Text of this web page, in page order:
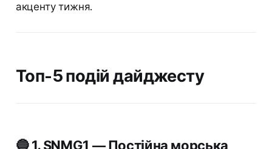
акценту тижня.
Топ-5 подій дайджесту
🔵 1. SNMG1 — Постійна морська